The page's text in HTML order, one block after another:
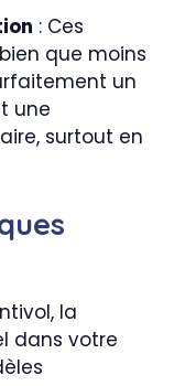
: Ces
que moins
un
une
surtout en
la
dans votre